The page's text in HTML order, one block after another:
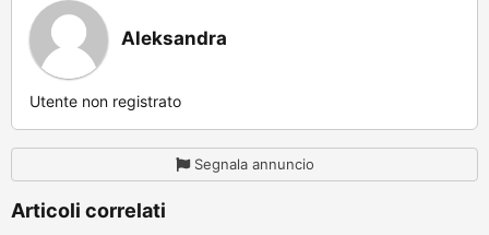
Aleksandra
Utente non registrato
Segnala annuncio
Articoli correlati